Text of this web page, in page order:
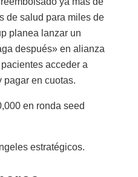
de salud para miles de
planea lanzar un
después» en alianza
acceder a
pagar en cuotas.
en ronda seed
estratégicos.